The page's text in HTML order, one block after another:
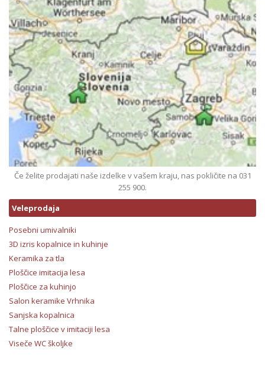
Če želite prodajati naše izdelke v vašem kraju, nas pokličite na 031
255 900.
Veleprodaja
Posebni umivalniki
3D izris kopalnice in kuhinje
Keramika za tla
Ploščice imitacija lesa
Ploščice za kuhinjo
Salon keramike Vrhnika
Sanjska kopalnica
Talne ploščice v imitaciji lesa
Viseče WC školjke